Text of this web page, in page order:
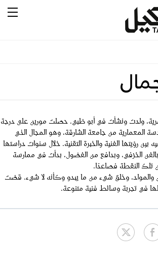
ولدت ونشأت في أبو ظبي. حصلت مورين على درجة
المعمارية من جامعة الشارقة، وهو المجال الذي
رؤيتها الفنية والخبرة التقنية. خلال سنوات دراستها
بالفن الخزفي، وبدافع من الفضول، بدأت في ممارسة
تلك النقطة فصاعدًا.
والمواد، وخلق شيء من ما يبدو وكأنه لا شيء. قضت
في تجربة وسائط فنية متنوعة.